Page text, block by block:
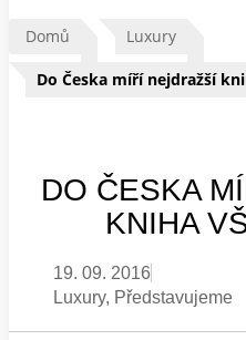
Domů Luxury
Do Česka míří nejdražší
DO ČESKA
KNIHA
19. 09. 2016
Luxury, Představujeme